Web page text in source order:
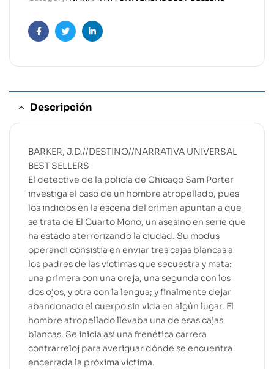
FacebookTwitterLinkedin
Descripción
BARKER, J.D.//DESTINO//NARRATIVA UNIVERSAL
BEST SELLERS
El detective de la policía de Chicago Sam Porter
investiga el caso de un hombre atropellado, pues
los indicios en la escena del crimen apuntan a que
se trata de El Cuarto Mono, un asesino en serie que
ha estado aterrorizando la ciudad. Su modus
operandi consistía en enviar tres cajas blancas a
los padres de las víctimas que secuestra y mata:
una primera con una oreja, una segunda con los
dos ojos, y otra con la lengua; y finalmente dejar
abandonado el cuerpo sin vida en algún lugar. El
hombre atropellado llevaba una de esas cajas
blancas. Se inicia así una frenética carrera
contrarreloj para averiguar dónde se encuentra
encerrada la próxima víctima.